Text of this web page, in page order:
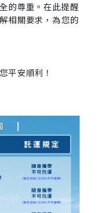
的尊重。在此提醒
相關要求，為您的
平安順利！